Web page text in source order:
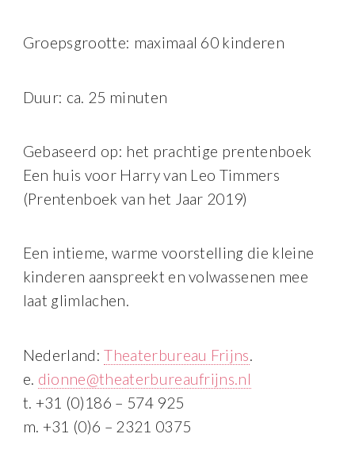
Groepsgrootte: maximaal 60 kinderen
Duur: ca. 25 minuten
Gebaseerd op: het prachtige prentenboek
Een huis voor Harry van Leo Timmers
(Prentenboek van het Jaar 2019)
Een intieme, warme voorstelling die kleine
kinderen aanspreekt en volwassenen mee
laat glimlachen.
Nederland:Theaterbureau Frijns.
e. dionne@theaterbureaufrijns.nl
t. +31 (0)186 – 574 925
m. +31 (0)6 – 2321 0375